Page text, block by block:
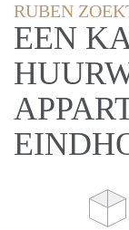
RUBEN
EEN